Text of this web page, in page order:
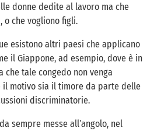
donne dedite al lavoro ma che
che vogliono figli.
esistono altri paesi che applicano
il Giappone, ad esempio, dove è in
che tale congedo non venga
il motivo sia il timore da parte delle
discriminatorie.
sempre messe all’angolo, nel